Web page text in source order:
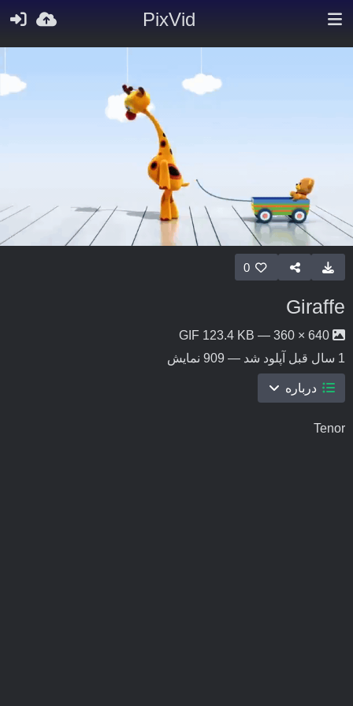
PixVid
0
Giraffe
640 × 360 — GIF 123.4 KB
آپلود شد — 909 نمایش
درباره
Tenor